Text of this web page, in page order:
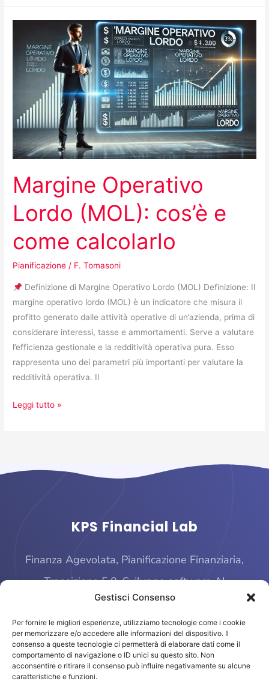
Gestisci Consenso
Per fornire le migliori esperienze, utilizziamo tecnologie come i cookie
per memorizzare e/o accedere alle informazioni del dispositivo. Il
consenso a queste tecnologie ci permetterà di elaborare dati come il
comportamento di navigazione o ID unici su questo sito. Non
acconsentire o ritirare il consenso può influire negativamente su alcune
caratteristiche e funzioni.
Margine Operativo
Lordo (MOL): cos’è e
come calcolarlo
Pianificazione / F. Tomasoni
Definizione di Margine Operativo Lordo (MOL) Definizione: Il
margine operativo lordo (MOL) è un indicatore che misura il
profitto generato dalle attività operative di un’azienda, prima di
considerare interessi, tasse e ammortamenti. Serve a valutare
l’efficienza gestionale e la redditività operativa pura. Esso
rappresenta uno dei parametri più importanti per valutare la
redditività operativa. Il
Lordo
(MOL):
come
calcolarlo
Leggi tutto »
KPS Financial Lab
Finanza Agevolata, Pianificazione Finanziaria,
Transizione 5.0, Sviluppo software AI